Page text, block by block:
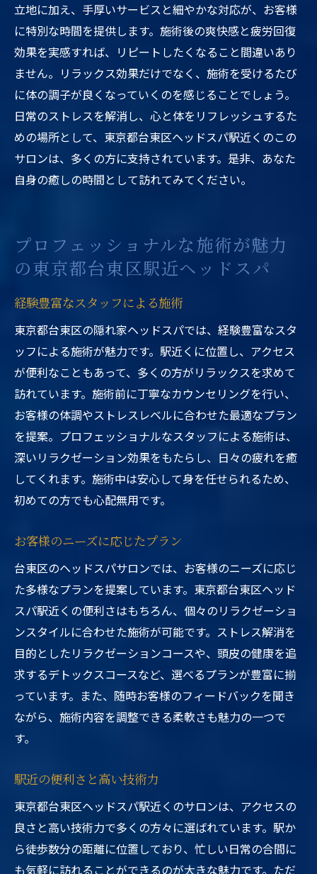
立地に加え、手厚いサービスと細やかな対応が、お客様
に特別な時間を提供します。施術後の爽快感と疲労回復
効果を実感すれば、リピートしたくなること間違いあり
ません。リラックス効果だけでなく、施術を受けるたび
に体の調子が良くなっていくのを感じることでしょう。
日常のストレスを解消し、心と体をリフレッシュするた
めの場所として、東京都台東区ヘッドスパ駅近くのこの
サロンは、多くの方に支持されています。是非、あなた
自身の癒しの時間として訪れてみてください。
プロフェッショナルな施術が魅力
の東京都台東区駅近ヘッドスパ
経験豊富なスタッフによる施術
東京都台東区の隠れ家ヘッドスパでは、経験豊富なスタ
ッフによる施術が魅力です。駅近くに位置し、アクセス
が便利なこともあって、多くの方がリラックスを求めて
訪れています。施術前に丁寧なカウンセリングを行い、
お客様の体調やストレスレベルに合わせた最適なプラン
を提案。プロフェッショナルなスタッフによる施術は、
深いリラクゼーション効果をもたらし、日々の疲れを癒
してくれます。施術中は安心して身を任せられるため、
初めての方でも心配無用です。
お客様のニーズに応じたプラン
台東区のヘッドスパサロンでは、お客様のニーズに応じ
た多様なプランを提案しています。東京都台東区ヘッド
スパ駅近くの便利さはもちろん、個々のリラクゼーショ
ンスタイルに合わせた施術が可能です。ストレス解消を
目的としたリラクゼーションコースや、頭皮の健康を追
求するデトックスコースなど、選べるプランが豊富に揃
っています。また、随時お客様のフィードバックを聞き
ながら、施術内容を調整できる柔軟さも魅力の一つで
す。
駅近の便利さと高い技術力
東京都台東区ヘッドスパ駅近くのサロンは、アクセスの
良さと高い技術力で多くの方々に選ばれています。駅か
ら徒歩数分の距離に位置しており、忙しい日常の合間に
も気軽に訪れることができるのが大きな魅力です。ただ